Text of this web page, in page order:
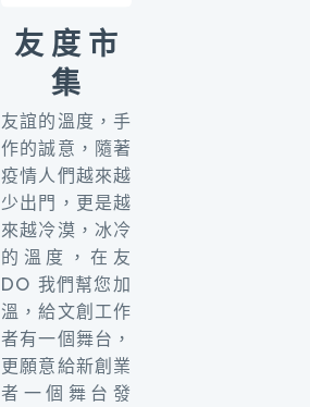
友 度 市
集
友誼的溫度，手
作的誠意，隨著
疫情人們越來越
少出門，更是越
來越冷漠，冰冷
的溫度，在友
DO 我們幫您加
溫，給文創工作
者有一個舞台，
更願意給新創業
者一個舞台發